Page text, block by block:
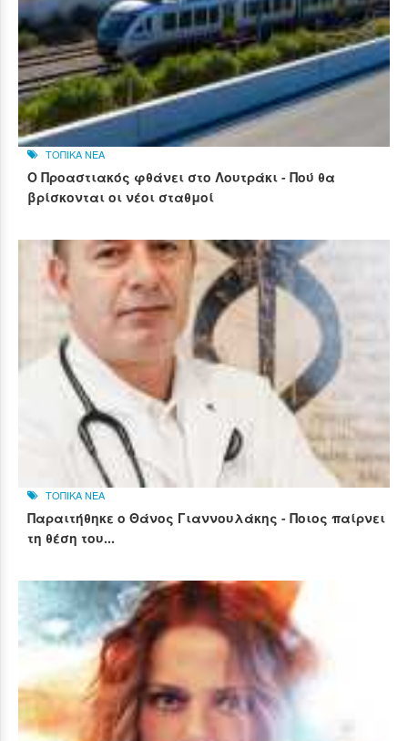
ΤΟΠΙΚΑ ΝΕΑ
Ο Προαστιακός φθάνει στο Λουτράκι - Πού θα
βρίσκονται οι νέοι σταθμοί
ΤΟΠΙΚΑ ΝΕΑ
Παραιτήθηκε ο Θάνος Γιαννουλάκης - Ποιος παίρνει
τη θέση του...